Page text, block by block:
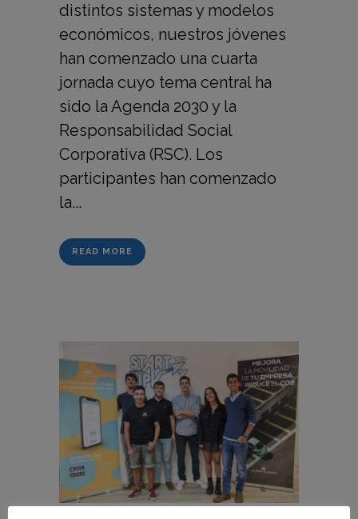
distintos sistemas y modelos
económicos, nuestros jóvenes
han comenzado una cuarta
jornada cuyo tema central ha
sido la Agenda 2030 y la
Responsabilidad Social
Corporativa (RSC). Los
participantes han comenzado
la...
READ MORE